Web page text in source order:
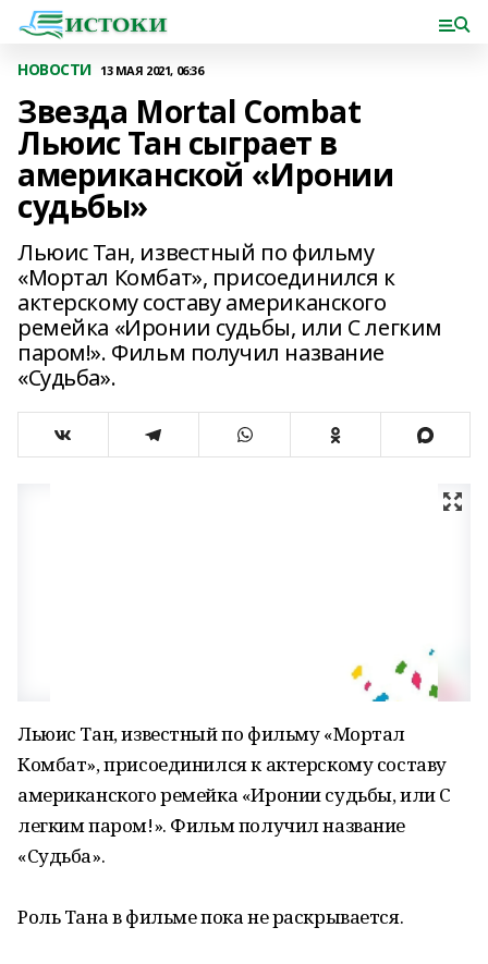
НОВОСТИ 13 МАЯ 2021, 06:36
Звезда Mortal Combat
Льюис Тан сыграет в
американской «Иронии
судьбы»
Льюис Тан, известный по фильму
«Мортал Комбат», присоединился к
актерскому составу американского
ремейка «Иронии судьбы, или С легким
паром!». Фильм получил название
«Судьба».
Льюис Тан, известный по фильму «Мортал
Комбат», присоединился к актерскому составу
американского ремейка «Иронии судьбы, или С
легким паром!». Фильм получил название
«Судьба».
Роль Тана в фильме пока не раскрывается.